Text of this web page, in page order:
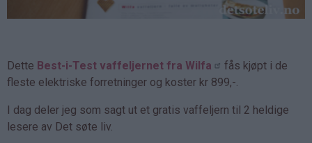
Dette Best-i-Test vaffeljernet fra Wilfa
fås kjøpt i de
fleste elektriske forretninger og koster kr 899,-.
I dag deler jeg som sagt ut et gratis vaffeljern til 2 heldige
lesere av Det søte liv.